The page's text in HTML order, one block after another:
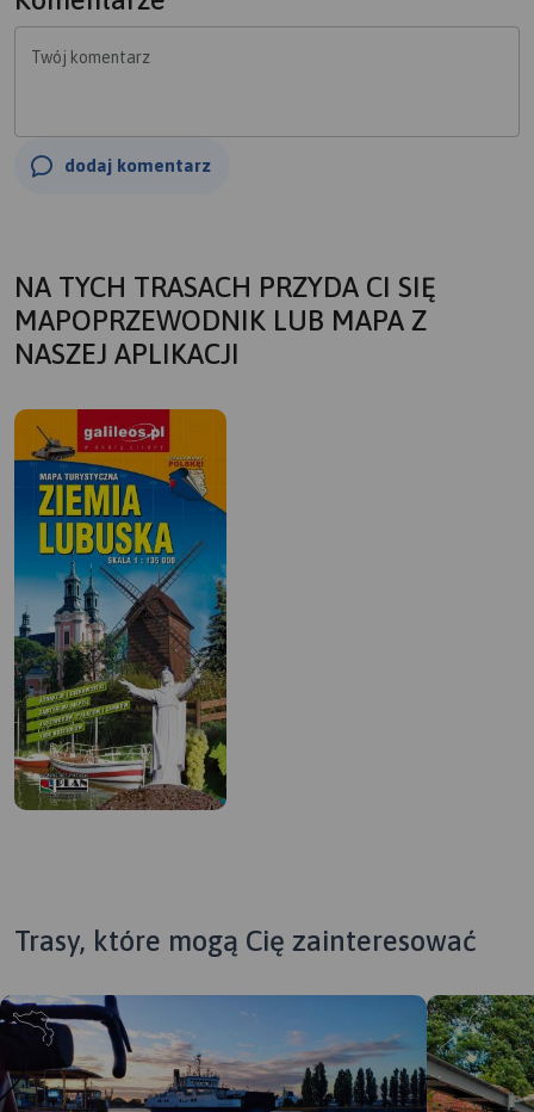
Twój komentarz
dodaj komentarz
NA TYCH TRASACH PRZYDA CI SIĘ
MAPOPRZEWODNIK LUB MAPA Z
NASZEJ APLIKACJI
MAPA TURYSTYCZNA W
APLIKACJI TRASEO
Trasy, które mogą Cię zainteresować